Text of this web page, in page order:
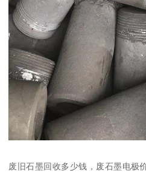
废旧石墨回收多少钱，废石墨电极